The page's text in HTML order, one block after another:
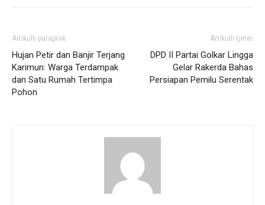
Artikulli paraprak
Hujan Petir dan Banjir Terjang
Karimun: Warga Terdampak
dan Satu Rumah Tertimpa
Pohon
Artikulli tjetër
DPD II Partai Golkar Lingga
Gelar Rakerda Bahas
Persiapan Pemilu Serentak